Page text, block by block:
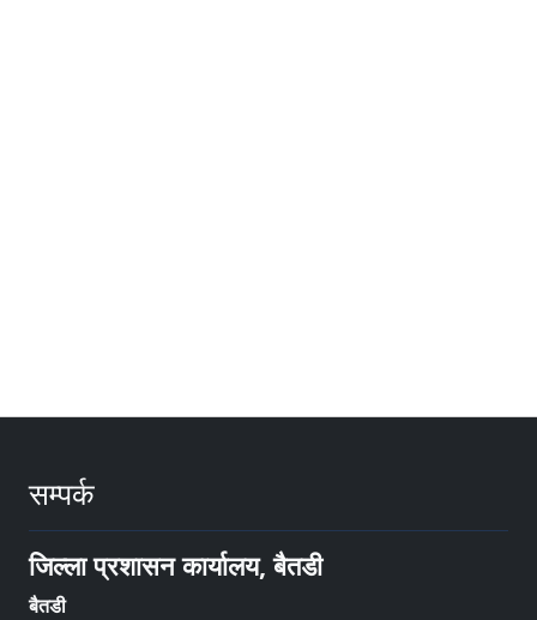
सम्पर्क
जिल्ला प्रशासन कार्यालय, बैतडी
बैतडी